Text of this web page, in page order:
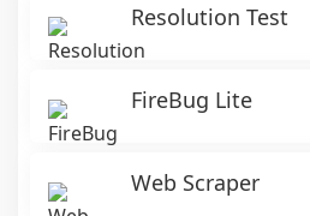
Resolution Test
FireBug Lite
Web Scraper